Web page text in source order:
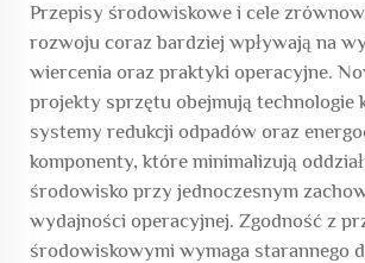
Przepisy środowiskowe i cele
rozwoju coraz bardziej wpływają na
wiercenia oraz praktyki operacyjne.
projekty sprzętu obejmują technologie
systemy redukcji odpadów oraz
komponenty, które minimalizują
środowisko przy jednoczesnym
wydajności operacyjnej. Zgodność z
środowiskowymi wymaga starannego